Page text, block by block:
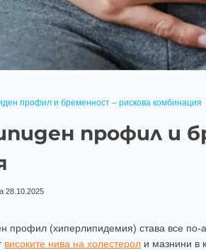
профил и бременност – рискова комбинация
профил и
28.10.2025
профил (хиперлипидемия) става все по-
високите нива на холестерол и мазнини в